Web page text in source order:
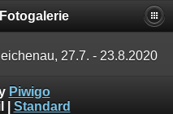
27.7. - 23.8.2020
Piwigo
Standard